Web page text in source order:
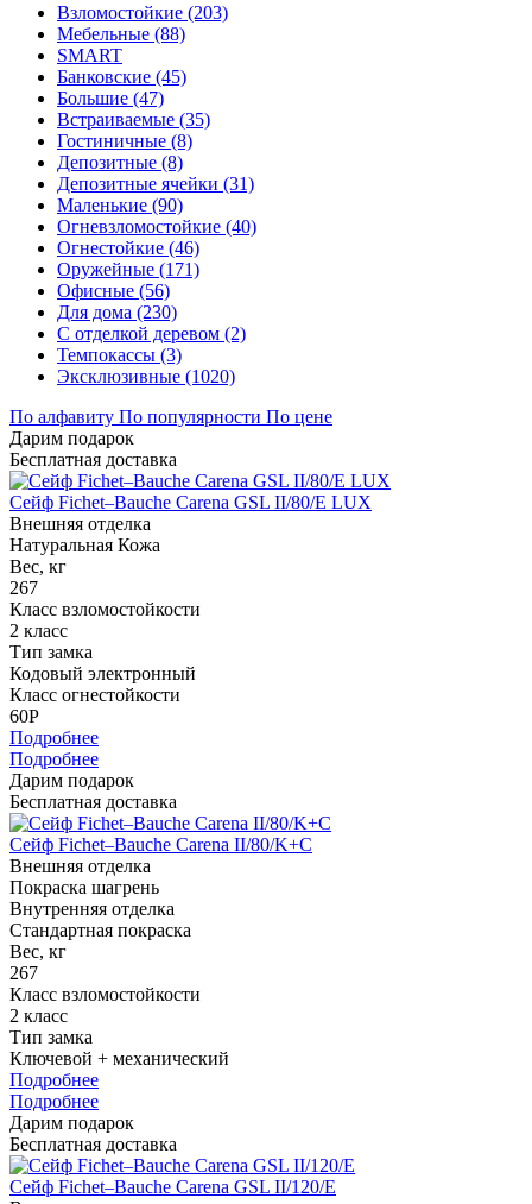
Взломостойкие (203)
Мебельные (88)
SMART
Банковские (45)
Большие (47)
Встраиваемые (35)
Гостиничные (8)
Депозитные (8)
Депозитные ячейки (31)
Маленькие (90)
Огневзломостойкие (40)
Огнестойкие (46)
Оружейные (171)
Офисные (56)
Для дома (230)
С отделкой деревом (2)
Темпокассы (3)
Эксклюзивные (1020)
По алфавиту По популярности По цене
Дарим подарок
Бесплатная доставка
Сейф Fichet–Bauche Carena GSL II/80/E LUX
Внешняя отделка
Натуральная Кожа
Вес, кг
267
Класс взломостойкости
2 класс
Тип замка
Кодовый электронный
Класс огнестойкости
60P
Подробнее
Подробнее
Дарим подарок
Бесплатная доставка
Сейф Fichet–Bauche Carena II/80/K+C
Внешняя отделка
Покраска шагрень
Внутренняя отделка
Стандартная покраска
Вес, кг
267
Класс взломостойкости
2 класс
Тип замка
Ключевой + механический
Подробнее
Подробнее
Дарим подарок
Бесплатная доставка
Сейф Fichet–Bauche Carena GSL II/120/E